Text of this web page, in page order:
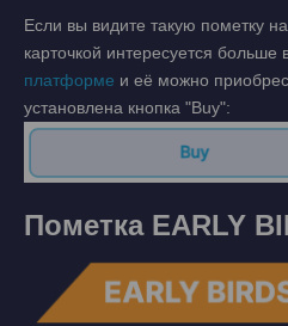
Если вы видите такую пометку
карточкой интересуется больше
платформе и её можно
установлена кнопка "Buy":
Пометка EARLY